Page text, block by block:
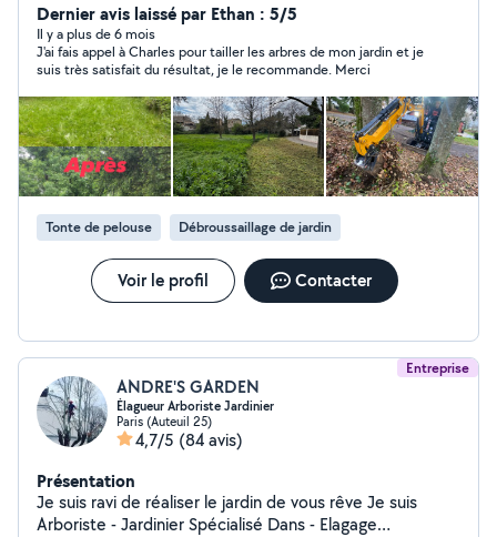
soin de vos espaces verts et de vos extérieurs.
J'interviens pour l'entretien régulier ou ponctuel, en
m'adaptant à vos besoins et à votre planning.
Intervention propre, soignée et discrète, avec le souci
du détail et du travail bien fait. Déplacement sur Paris
intra-muros et toute la banlieue parisienne ️ Disponible
7j/7, du lundi au dimanche Devis gratuit sur simple
demande Réponse rapide
Dernier avis laissé par Ethan : 5/5
Il y a plus de 6 mois
J'ai fais appel à Charles pour tailler les arbres de mon jardin et je
suis très satisfait du résultat, je le recommande. Merci
Tonte de pelouse Débroussaillage de jardin
Voir le profil Contacter
Entreprise
ANDRE'S GARDEN
Élagueur Arboriste Jardinier
Paris (Auteuil 25)
4,7/5 (84 avis)
Présentation
Je suis ravi de réaliser le jardin de vous rêve Je suis
Arboriste - Jardinier Spécialisé Dans - Elagage